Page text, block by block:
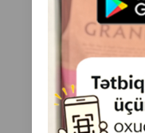
Продукты 1-1